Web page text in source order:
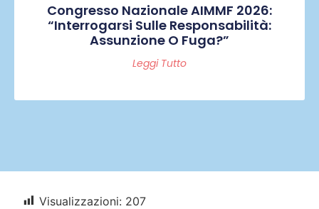
Congresso Nazionale AIMMF 2026:
“Interrogarsi Sulle Responsabilità:
Assunzione O Fuga?”
Leggi Tutto
Visualizzazioni: 207